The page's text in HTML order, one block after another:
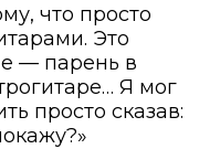
что просто
Это
— парень в
Я мог
просто сказав: